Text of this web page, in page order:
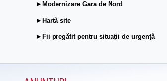
►Modernizare Gara de Nord
►Hartă site
►Fii pregătit pentru situații de urgență